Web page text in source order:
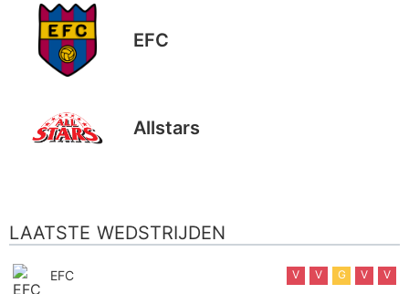
EFC
Allstars
LAATSTE WEDSTRIJDEN
EFC V V G V V